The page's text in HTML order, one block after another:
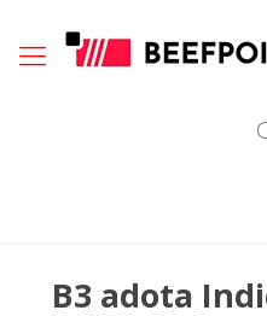
B3 adota